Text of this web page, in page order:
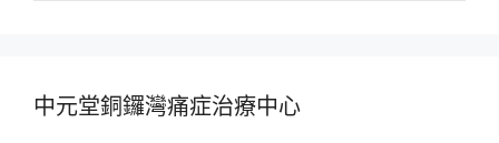
中元堂銅鑼灣痛症治療中心